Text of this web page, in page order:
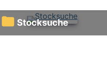
Stocksuche